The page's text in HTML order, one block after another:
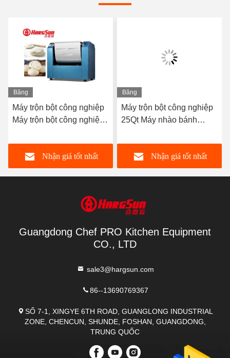
Băng
hình
Máy trộn bột công nghiệp
Máy trộn bột công nghiệp
nằm ngang Dung tích 100
lít cho bánh mìNhận giá tốt nhất
Băng
hình
Máy trộn bột công nghiệp
25Qt Máy nhào bánh
nghiệp
Nhận giá tốt nhất
Guangdong Chef PRO Kitchen Equipment
CO., LTD
sale3@hargsun.com
86--13690769367
SỐ 7-1, XINGYE 6TH ROAD, GUANGLONG INDUSTRIAL
ZONE, CHENCUN, SHUNDE, FOSHAN, GUANGDONG,
TRUNG QUỐC